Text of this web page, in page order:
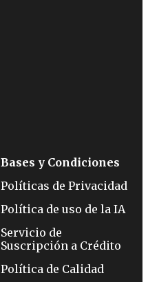
Bases y Condiciones
Políticas de Privacidad
Política de uso de la IA
Servicio de
Suscripción a Crédito
Política de Calidad